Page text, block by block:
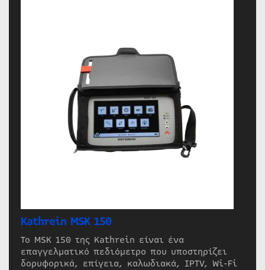
Kathrein MSK 150
Το MSK 150 της Kathrein είναι ένα
επαγγελματικό πεδιόμετρο που υποστηρίζει
δορυφορικά, επίγεια, καλωδιακά, IPTV, Wi-Fi